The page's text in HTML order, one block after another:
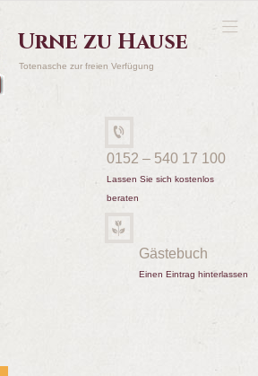
Urne zu Hause
Totenasche zur freien Verfügung
0152 – 540 17 100
Lassen Sie sich kostenlos
beraten
Gästebuch
Einen Eintrag hinterlassen